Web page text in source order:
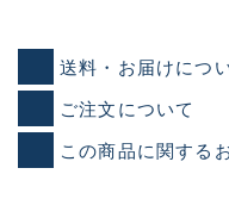
送料・お届けにつ
ご注文について
この商品に関する